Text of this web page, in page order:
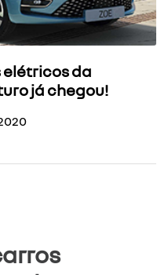
elétricos da
já chegou!